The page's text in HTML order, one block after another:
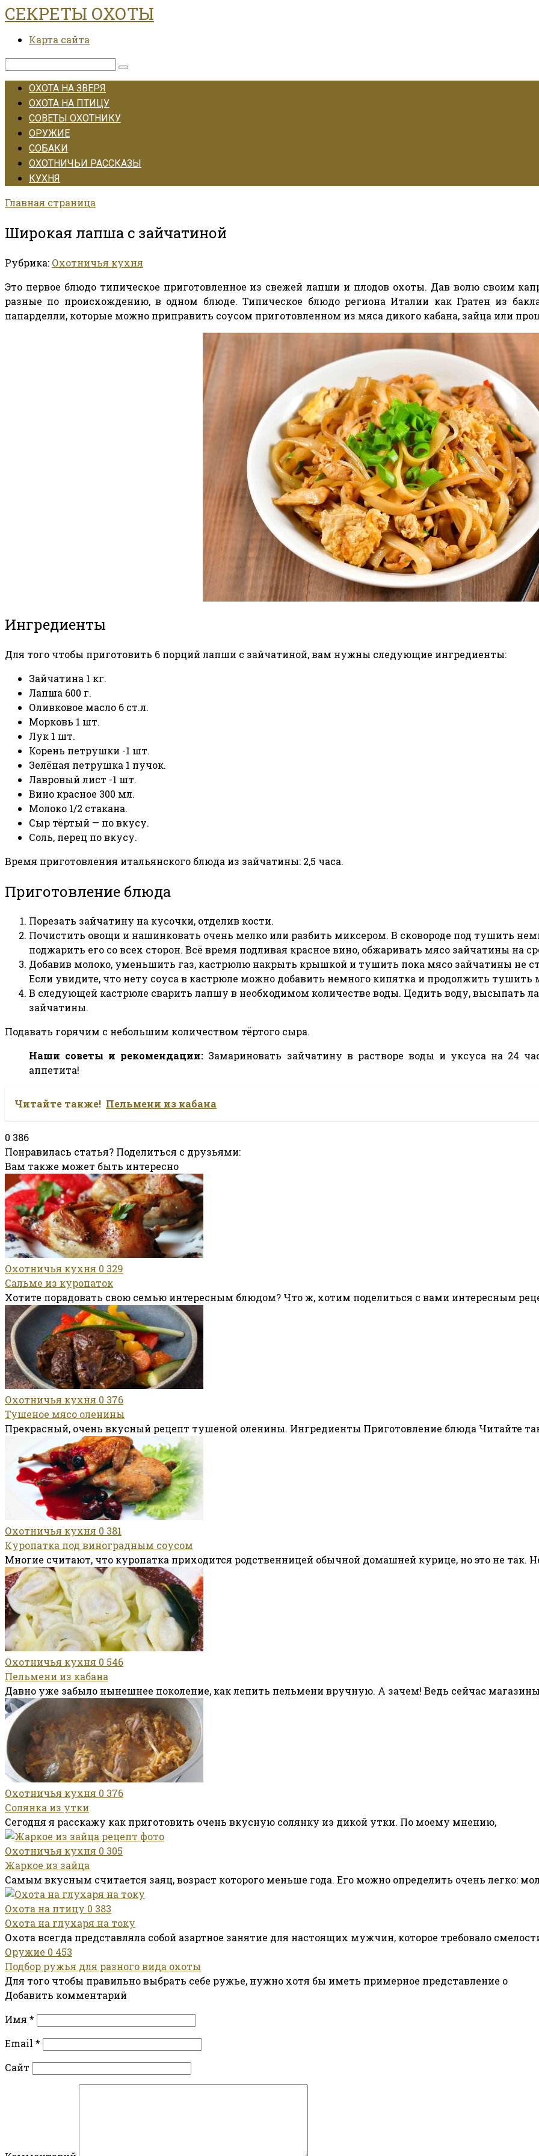
Перейти
к
контенту
СЕКРЕТЫ ОХОТЫ
Карта сайта
Поиск:
ОХОТА НА ЗВЕРЯ
ОХОТА НА ПТИЦУ
СОВЕТЫ ОХОТНИКУ
ОРУЖИЕ
СОБАКИ
ОХОТНИЧЬИ РАССКАЗЫ
КУХНЯ
Главная страница
Широкая лапша с зайчатиной
Рубрика: Охотничья кухня
Это первое блюдо типическое приготовленное из свежей лапши и плодов охоты. Дав волю своим
разные по происхождению, в одном блюде. Типическое блюдо региона Италии как Гратен из
папарделли, которые можно приправить соусом приготовленном из мяса дикого кабана, зайца или
Ингредиенты
Для того чтобы приготовить 6 порций лапши с зайчатиной, вам нужны следующие ингредиенты:
Зайчатина 1 кг.
Лапша 600 г.
Оливковое масло 6 ст.л.
Морковь 1 шт.
Лук 1 шт.
Корень петрушки -1 шт.
Зелёная петрушка 1 пучок.
Лавровый лист -1 шт.
Вино красное 300 мл.
Молоко 1/2 стакана.
Сыр тёртый — по вкусу.
Соль, перец по вкусу.
Время приготовления итальянского блюда из зайчатины: 2,5 часа.
Приготовление блюда
Порезать зайчатину на кусочки, отделив кости.
Почистить овощи и нашинковать очень мелко или разбить миксером. В сковороде под тушить
поджарить его со всех сторон. Всё время подливая красное вино, обжаривать мясо зайчатины на
Добавив молоко, уменьшить газ, кастрюлю накрыть крышкой и тушить пока мясо зайчатины не
Если увидите, что нету соуса в кастрюле можно добавить немного кипятка и продолжить тушить
В следующей кастрюле сварить лапшу в необходимом количестве воды. Цедить воду, высыпать
зайчатины.
Подавать горячим с небольшим количеством тёртого сыра.
Наши советы и рекомендации: Замариновать зайчатину в растворе воды и уксуса на 24
аппетита!
Читайте также! Пельмени из кабана
0 386
Понравилась статья? Поделиться с друзьями:
Вам также может быть интересно
Охотничья кухня 0 329
Сальме из куропаток
Хотите порадовать свою семью интересным блюдом? Что ж, хотим поделиться с вами интересным
Охотничья кухня 0 376
Тушеное мясо оленины
Прекрасный, очень вкусный рецепт тушеной оленины. Ингредиенты Приготовление блюда Читайте
Охотничья кухня 0 381
Куропатка под виноградным соусом
Многие считают, что куропатка приходится родственницей обычной домашней курице, но это не так.
Охотничья кухня 0 546
Пельмени из кабана
Давно уже забыло нынешнее поколение, как лепить пельмени вручную. А зачем! Ведь сейчас магазины
Охотничья кухня 0 376
Солянка из утки
Сегодня я расскажу как приготовить очень вкусную солянку из дикой утки. По моему мнению,
Охотничья кухня 0 305
Жаркое из зайца
Самым вкусным считается заяц, возраст которого меньше года. Его можно определить очень легко:
Охота на птицу 0 383
Охота на глухаря на току
Охота всегда представляла собой азартное занятие для настоящих мужчин, которое требовало
Оружие 0 453
Подбор ружья для разного вида охоты
Для того чтобы правильно выбрать себе ружье, нужно хотя бы иметь примерное представление о
Добавить комментарий
Имя *
Email *
Сайт